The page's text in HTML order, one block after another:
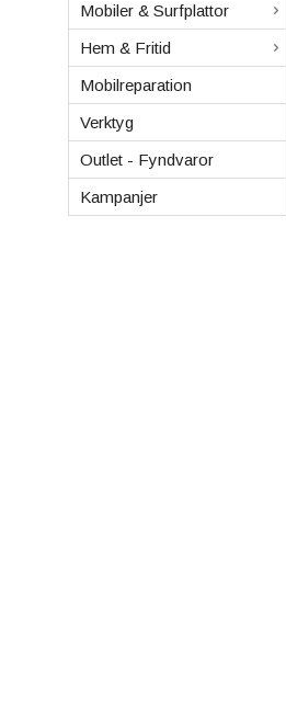
Mobiler & Surfplattor
Hem & Fritid
Mobilreparation
Verktyg
Outlet - Fyndvaror
Kampanjer